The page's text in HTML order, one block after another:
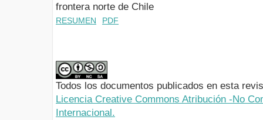
frontera norte de Chile
RESUMEN PDF
Todos los documentos publicados en esta
Licencia Creative Commons Atribución -No
Internacional.